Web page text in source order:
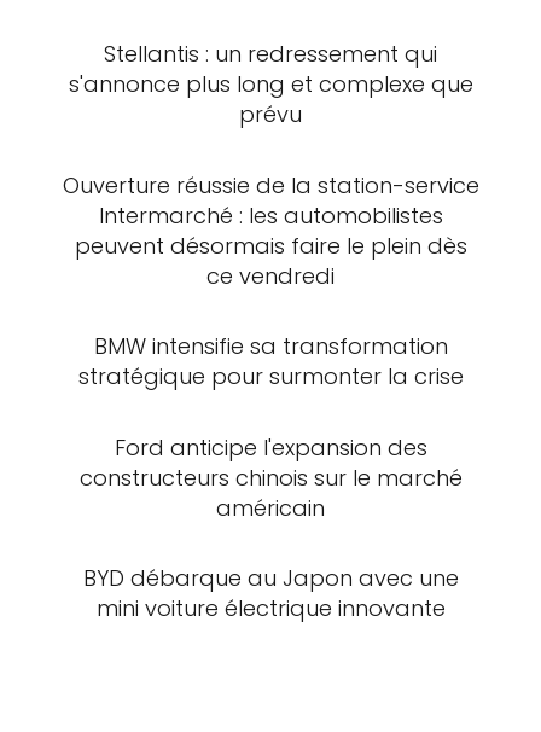
Stellantis : un redressement qui
s'annonce plus long et complexe que
prévu
Ouverture réussie de la station-service
Intermarché : les automobilistes
peuvent désormais faire le plein dès
ce vendredi
BMW intensifie sa transformation
stratégique pour surmonter la crise
Ford anticipe l'expansion des
constructeurs chinois sur le marché
américain
BYD débarque au Japon avec une
mini voiture électrique innovante